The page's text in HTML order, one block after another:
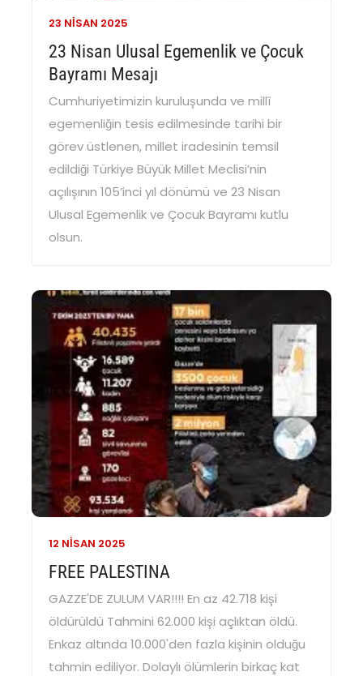
23 NISAN 2025
23 Nisan Ulusal Egemenlik ve Çocuk
Bayramı Mesajı
Cumhuriyetimizin kuruluşunda ve millî
egemenliğin tesis edilmesinde tarihi bir
görev üstlenen, millet iradesinin temsil
edildiği Türkiye Büyük Millet Meclisi’nin
açılışının 105’inci yıl dönümü ve 23 Nisan
Ulusal Egemenlik ve Çocuk Bayramı kutlu
olsun.
12 NISAN 2025
FREE PALESTINA
GAZZE'DE ZULUM VAR!!!! En az 42.718 kişi
öldürüldü Tahmini 62.000 kişi açlıktan öldü.
Enkaz altında 10.000'den fazla kişinin olduğu
tahmin ediliyor. Dolaylı ölümlerin birkaç kat